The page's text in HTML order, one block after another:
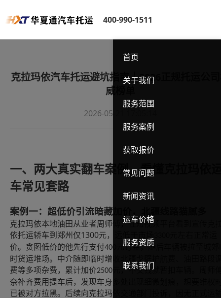
400-990-1511
首页
关于我们
服务范围
服务案例
获取报价
常见问题
新闻资讯
运车价格
服务资质
联系我们
克拉玛依汽车托运避坑指南｜2026正规托运公
威榜单
2026-05-21 17:05:14
一、两大真实翻车案例，看懂克拉玛依
车常见套路
案例一：超低价引流暗藏加价，北疆线路猫腻多
克拉玛依本地油田从业者周师傅，在短视频平台看到宣传克
依托运轿车到郑州仅1300元，远低于市场
价。贪图低价的他先行支付400
元订金，随后车辆被拉至城郊
时货运堆场。中介随即临时增收北疆戈壁护航费、油田路段
费等多项杂费，累计加价2500 元，不交钱就暂扣车辆。周师
奈补齐费用提车后，发现车身多处出现细微划痕，想要维权
已被对方拉黑。后续向克拉玛依交通部门投诉，因无正式运